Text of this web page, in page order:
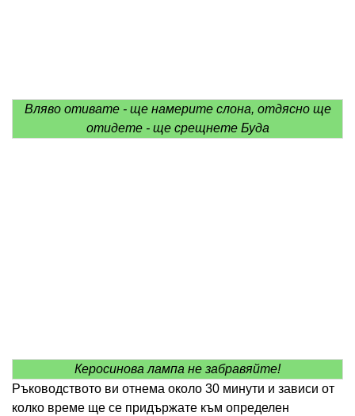
Вляво отивате - ще намерите слона, отдясно ще
отидете - ще срещнете Буда
Керосинова лампа не забравяйте!
Ръководството ви отнема около 30 минути и зависи от
колко време ще се придържате към определен